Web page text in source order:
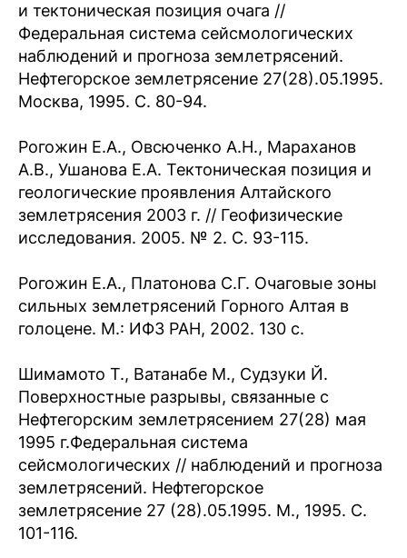
и тектоническая позиция очага //
Федеральная система сейсмологических
наблюдений и прогноза землетрясений.
Нефтегорское землетрясение 27(28).05.1995.
Москва, 1995. С. 80-94.
Рогожин Е.А., Овсюченко A.Н., Мараханов
А.В., Ушанова Е.А. Тектоническая позиция и
геологические проявления Алтайского
землетрясения 2003 г. // Геофизические
исследования. 2005. № 2. С. 93-115.
Рогожин E.A., Платонова С.Г. Очаговые зоны
сильных землетрясений Горного Алтая в
голоцене. М.: ИФЗ РАН, 2002. 130 с.
Шимамото T., Ватанабе M., Судзуки Й.
Поверхностные разрывы, связанные с
Нефтегорским землетрясением 27(28) мая
1995 г.Федеральная система
сейсмологических // наблюдений и прогноза
землетрясений. Нефтегорское
землетрясение 27 (28).05.1995. М., 1995. С.
101-116.